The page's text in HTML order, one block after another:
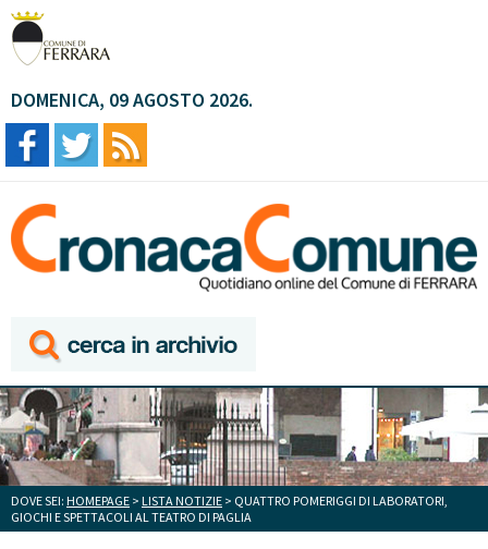
DOMENICA, 09 AGOSTO 2026.
DOVE SEI: HOMEPAGE > LISTA NOTIZIE > QUATTRO POMERIGGI DI LABORATORI,
GIOCHI E SPETTACOLI AL TEATRO DI PAGLIA